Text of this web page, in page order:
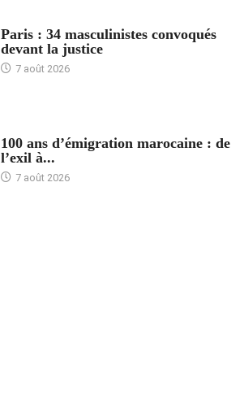
Paris : 34 masculinistes convoqués
devant la justice
7 août 2026
100 ans d’émigration marocaine : de
l’exil à...
7 août 2026